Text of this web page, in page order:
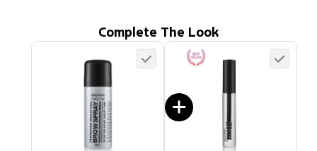
Complete The Look